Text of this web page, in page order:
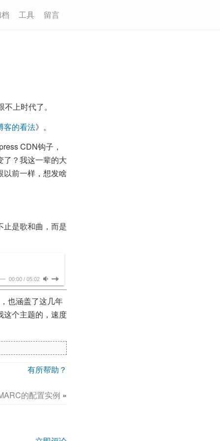
工具 留言
上时代了。
客的看法》。
CDN钩子，
了？我这一辈的大
以前一样，想发啥
止是歌和曲，而是
00:00 / 05:02
也涵盖了这几年
这个主题的，速度
有所帮助？
的配置实例 »